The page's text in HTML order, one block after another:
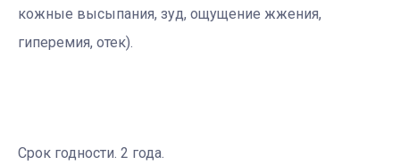
кожные высыпания, зуд, ощущение жжения,
гиперемия, отек).
Срок годности. 2 года.